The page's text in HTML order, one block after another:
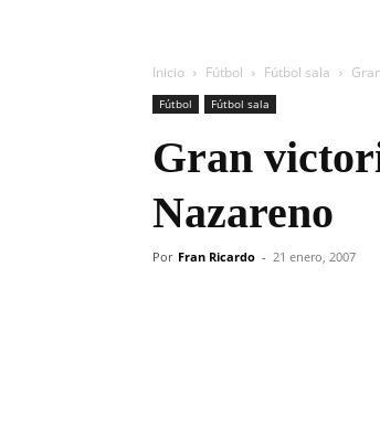
Inicio Fútbol Fútbol sala
Fútbol Fútbol sala
Gran
Nazareno
Por Fran Ricardo - 21 enero, 2007